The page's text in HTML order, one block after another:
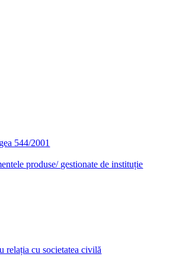
544/2001
produse/ gestionate de instituție
relația cu societatea civilă